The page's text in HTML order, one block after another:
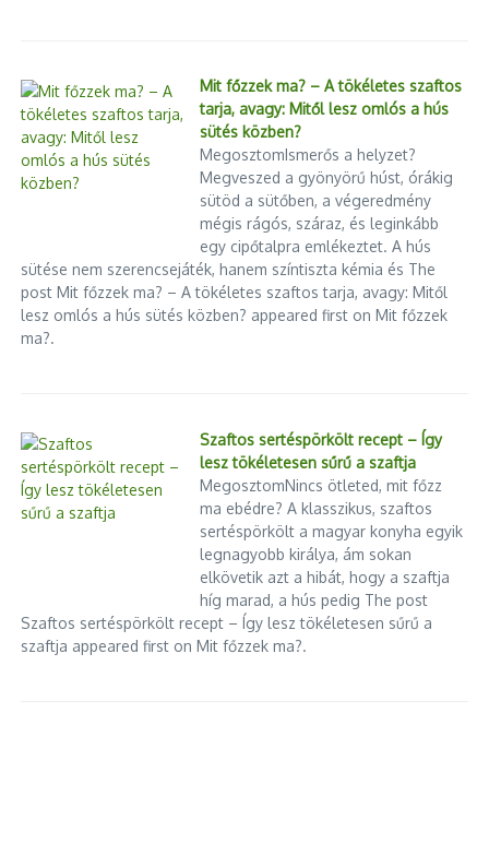
Mit főzzek ma? – A tökéletes szaftos
tarja, avagy: Mitől lesz omlós a hús
sütés közben?
MegosztomIsmerős a helyzet?
Megveszed a gyönyörű húst, órákig
sütöd a sütőben, a végeredmény
mégis rágós, száraz, és leginkább
egy cipőtalpra emlékeztet. A hús
sütése nem szerencsejáték, hanem színtiszta kémia és The
post Mit főzzek ma? – A tökéletes szaftos tarja, avagy: Mitől
lesz omlós a hús sütés közben? appeared first on Mit főzzek
ma?.
Szaftos sertéspörkölt recept – Így
lesz tökéletesen sűrű a szaftja
MegosztomNincs ötleted, mit főzz
ma ebédre? A klasszikus, szaftos
sertéspörkölt a magyar konyha egyik
legnagyobb királya, ám sokan
elkövetik azt a hibát, hogy a szaftja
híg marad, a hús pedig The post
Szaftos sertéspörkölt recept – Így lesz tökéletesen sűrű a
szaftja appeared first on Mit főzzek ma?.